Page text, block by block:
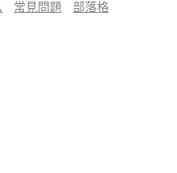
常見問題
部落格